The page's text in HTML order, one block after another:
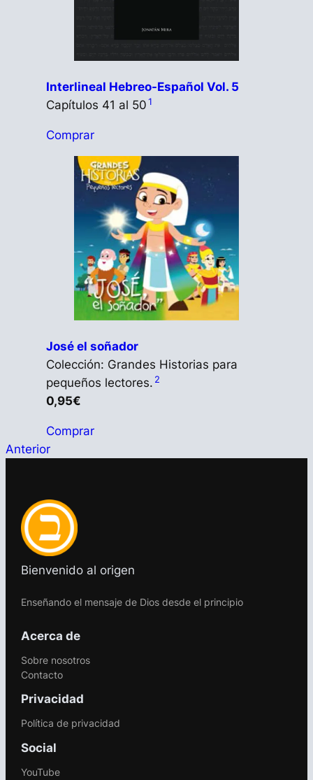
Interlineal Hebreo-Español Vol. 5
Capítulos 41 al 50 1
Comprar
José el soñador
Colección: Grandes Historias para
pequeños lectores. 2
0,95€
Comprar
Anterior
Bienvenido al origen
Enseñando el mensaje de Dios desde el principio
Acerca de
Sobre nosotros
Contacto
Privacidad
Política de privacidad
Social
YouTube